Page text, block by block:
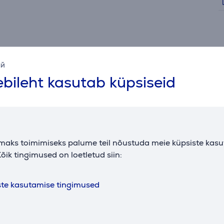
kasutab küpsiseid
toimimiseks palume teil nõustuda meie küpsiste
tingimused on loetletud siin:
kasutamise tingimused
Sarnased tooted
USB WiFi adapter TP-